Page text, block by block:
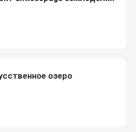
озеро